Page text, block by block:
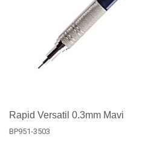
Rapid Versatil 0.3mm Mavi
BP951-3503